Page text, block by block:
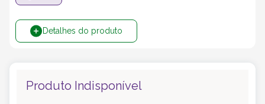
Detalhes do produto
Produto Indisponível